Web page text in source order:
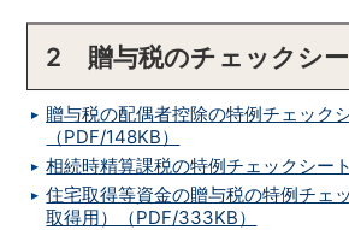
2 贈与税のチェックシー
贈与税の配偶者控除の特例チェック
（PDF/148KB）
相続時精算課税の特例チェックシー
住宅取得等資金の贈与税の特例チェ
取得用）（PDF/333KB）